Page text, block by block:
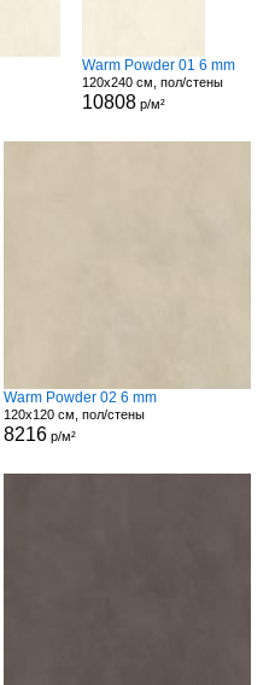
Warm Powder 01 6 mm
120x240 см, пол/стены
10808р/м²
Warm Powder 02 6 mm
120x120 см, пол/стены
8216 р/м²